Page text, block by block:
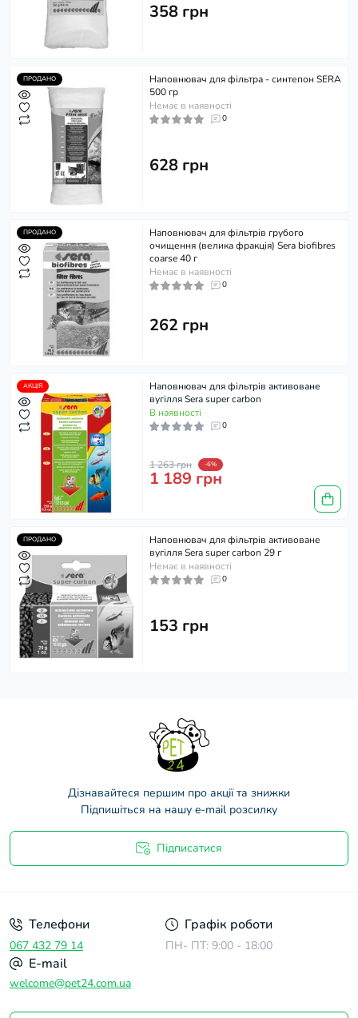
358 грн
ПРОДАНО
Наповнювач для фільтра - синтепон SERA
500 гр
Немає в наявності
0
628 грн
ПРОДАНО
Наповнювач для фільтрів грубого
очищення (велика фракція) Sera biofibres
coarse 40 г
Немає в наявності
0
262 грн
АКЦІЯ
Наповнювач для фільтрів активоване
вугілля Sera super carbon
В наявності
0
1 263 грн -6%
1 189 грн
ПРОДАНО
Наповнювач для фільтрів активоване
вугілля Sera super carbon 29 г
Немає в наявності
0
153 грн
Дізнавайтеся першим про акції та знижки
Підпишіться на нашу e-mail розсилку
Підписатися
Телефони
067 432 79 14
Графік роботи
ПН- ПТ: 9:00 - 18:00
E-mail
welcome@pet24.com.ua